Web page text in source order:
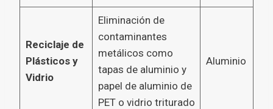
Reciclaje de
Plásticos y
Vidrio
Eliminación de
contaminantes
metálicos como
tapas de aluminio y
papel de aluminio de
PET o vidrio triturado
Aluminio